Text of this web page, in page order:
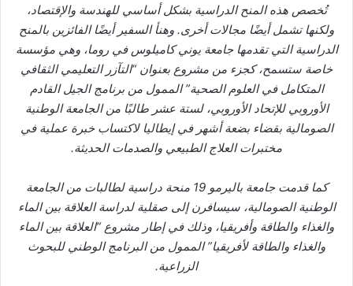
تُخصص هذه المنح الدراسية بشكل أساسي للهندسة والإقتصاد،
ولكنها تشمل أيضًا مجالات أخرى. وهنأ السفير أيضًا الفائزين بالمنح
الدراسية التي تقدمها جامعة يوني كاميلوس في روما، وهي مؤسسة
خاصة ستسمح، كجزء من مشروع بعنوان “التآزر التعليمي الثقافي
المتكامل في العلوم الصحية” الممول من برنامج الجيل القادم
الأوروبي للإتحاد الأوروبي، لستة عشر طالبًا من الجامعة الوطنية
الصومالية بقضاء بضعة أشهر في إيطاليا لاكتساب خبرة عملية في
مختبرات العلاج الطبيعي والصدمات الحديثة.
كما قدمت جامعة باليرمو 19 منحة دراسية لطالبات من الجامعة
الوطنية الصومالية، سيسافرن إلى صقلية لدراسة العلاقة بين الماء
والغذاء والطاقة وأفريقيا، وذلك في إطار مشروع “العلاقة بين الماء
والغذاء والطاقة لأفريقيا” الممول من البرنامج الوطني للبحوث
الزراعية.